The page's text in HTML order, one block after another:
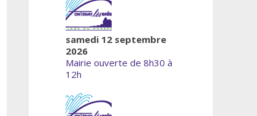
samedi 12 septembre
2026
Mairie ouverte de 8h30 à
12h